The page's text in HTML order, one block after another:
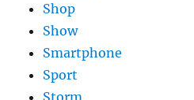
Shop
Show
Smartphone
Sport